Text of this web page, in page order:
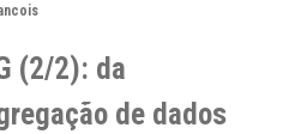
(2/2): da
de dados